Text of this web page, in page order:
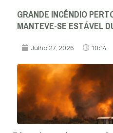
GRANDE INCÊNDIO
MANTEVE-SE ESTÁVEL
Julho 27, 2026 10:14